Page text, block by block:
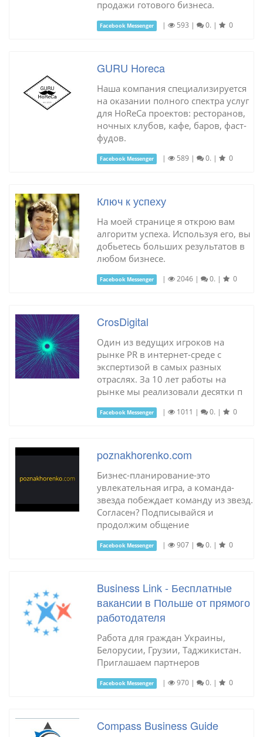
продажи готового бизнеса.
Facebook Messenger | 593 | 0. | 0
GURU Horeca
Наша компания специализируется
на оказании полного спектра услуг
для HoReCa проектов: ресторанов,
ночных клубов, кафе, баров, фаст-
фудов.
Facebook Messenger | 589 | 0. | 0
Ключ к успеху
На моей странице я открою вам
алгоритм успеха. Используя его, вы
добьетесь больших результатов в
любом бизнесе.
Facebook Messenger | 2046 | 0. | 0
CrosDigital
Один из ведущих игроков на
рынке PR в интернет-среде с
экспертизой в самых разных
отраслях. За 10 лет работы на
рынке мы реализовали десятки п
Facebook Messenger | 1011 | 0. | 0
poznakhorenko.com
Бизнес-планирование-это
увлекательная игра, а команда-
звезда побеждает команду из звезд.
Согласен? Подписывайся и
продолжим общение
Facebook Messenger | 907 | 0. | 0
Business Link - Бесплатные
вакансии в Польше от прямого
работодателя
Работа для граждан Украины,
Белорусии, Грузии, Таджикистан.
Приглашаем партнеров
Facebook Messenger | 970 | 0. | 0
Compass Business Guide